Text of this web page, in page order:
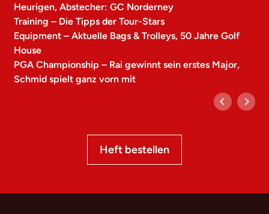
Heurigen, Abstecher: GC Norderney
Training – Die Tipps der Tour-Stars
Equipment – Aktuelle Bags & Trolleys, 50 Jahre Golf
House
PGA Championship – Rai gewinnt sein erstes Major,
Schmid spielt ganz vorn mit
Heft bestellen